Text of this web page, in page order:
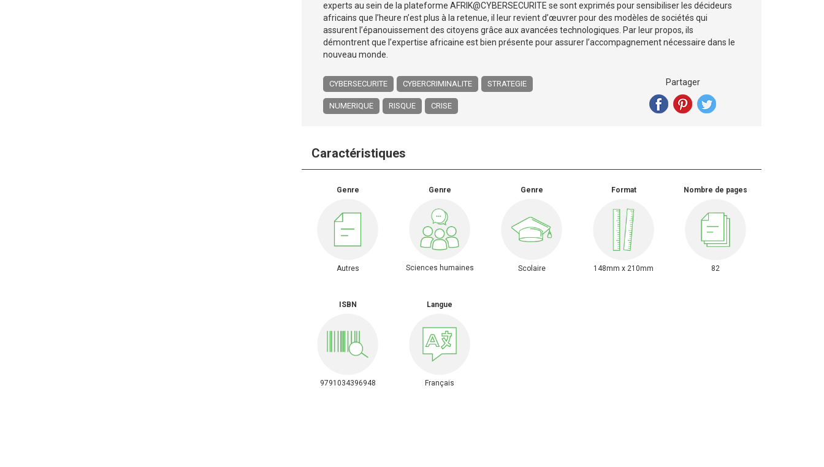
experts au sein de la plateforme AFRIK@CYBERSECURITE se sont exprimés pour sensibiliser les décideurs
africains que l’heure n’est plus à la retenue, il leur revient d’œuvrer pour des modèles de sociétés qui
assurent l’épanouissement des citoyens grâce aux avancées technologiques. Par leur propos, ils
démontrent que l’expertise africaine est bien présente pour assurer l’accompagnement nécessaire dans le
nouveau monde.
CYBERSECURITE CYBERCRIMINALITE STRATEGIE
NUMERIQUE RISQUE CRISE
Partager
Caractéristiques
Genre
Autres
Genre
Sciences humaines
Genre
Scolaire
Format
148mm x 210mm
Nombre de pages
82
ISBN
9791034396948
Langue
Français